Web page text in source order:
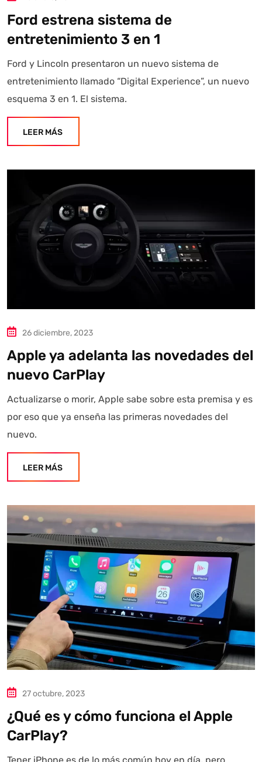
Ford estrena sistema de
entretenimiento 3 en 1
Ford y Lincoln presentaron un nuevo sistema de
entretenimiento llamado “Digital Experience”, un nuevo
esquema 3 en 1. El sistema.
LEER MÁS
26 diciembre, 2023
Apple ya adelanta las novedades del
nuevo CarPlay
Actualizarse o morir, Apple sabe sobre esta premisa y es
por eso que ya enseña las primeras novedades del
nuevo.
LEER MÁS
27 octubre, 2023
¿Qué es y cómo funciona el Apple
CarPlay?